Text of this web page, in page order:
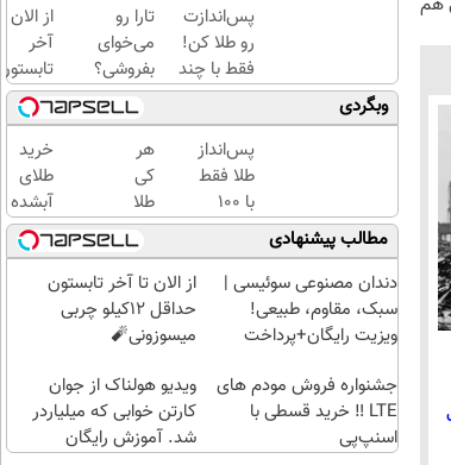
پس‌اندازت
رو طلا کن!
فقط با چند
کلیک با
حداقل‌ترین
مبلغ...
تارا رو
می‌خوای
بفروشی؟
با
خودرو۴۵
یک‌روزه
بفروشش
از الان
آخر
حداقل
12کیلو
چربی
🧨
وبگردی
پس‌انداز
طلا فقط
با ۱۰۰
هزارتومان
(امن و
راحت)
هر
کی
طلا
داره،
غم
نداره!
😊💎
(خرید
چند
کلیک)
خرید
طلای
آبشده
حتی با
۱۰۰هزارتومان
مطالب پیشنهادی
دندان مصنوعی سوئیسی |
سبک، مقاوم، طبیعی!
ویزیت رایگان+پرداخت
از الان تا آخر تابستون
حداقل 12کیلو چربی
میسوزونی🧨
جشنواره فروش مودم های
LTE ‼️ خرید قسطی با
اسنپ‌پی
ویدیو هولناک از جوان
کارتن خوابی که میلیاردر
شد. آموزش رایگان